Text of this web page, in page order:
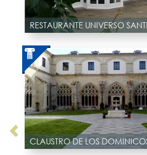
RESTAURANTE UNIVERSO
CLAUSTRO DE LOS